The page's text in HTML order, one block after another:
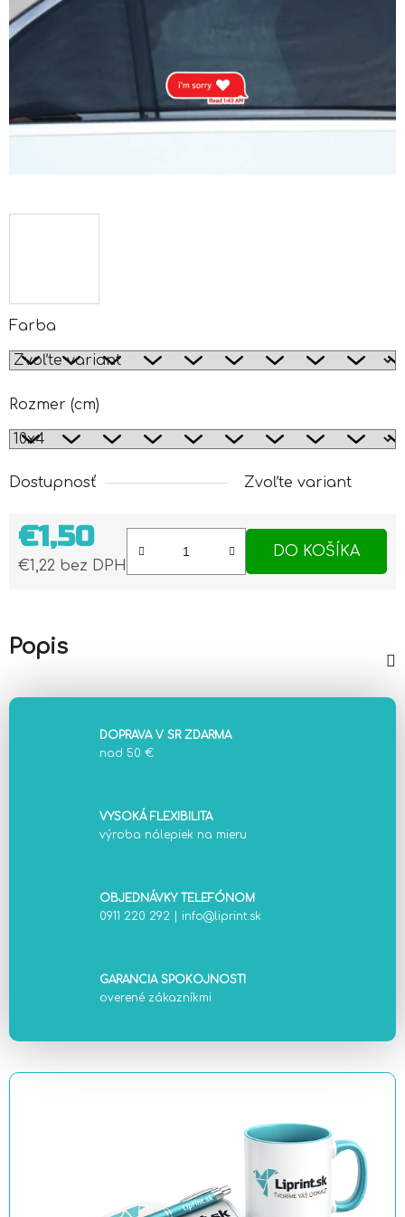
Farba
Rozmer (cm)
Dostupnosť Zvoľte variant
€1,50
€1,22 bez DPH
DO KOŠÍKA
Popis
DOPRAVA V SR ZDARMA
nad 50 €
VYSOKÁ FLEXIBILITA
výroba nálepiek na mieru
OBJEDNÁVKY TELEFÓNOM
0911 220 292
info@liprint.sk
GARANCIA SPOKOJNOSTI
overené zákazníkmi